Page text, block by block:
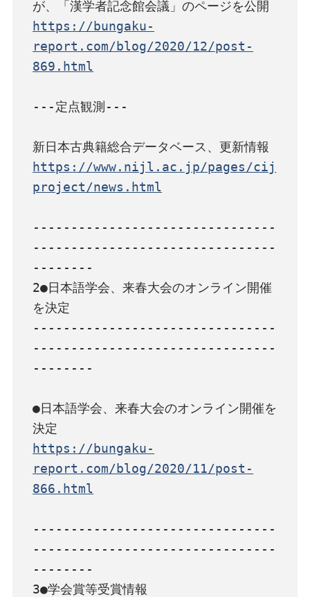
https://bungaku-
report.com/blog/2020/12/post-
869.html
---定点観測---
https://www.nijl.ac.jp/pages/cij
project/news.html
--------------------------------
--------------------------------
--------
2●日本語学会、来春大会のオンライン開催
を決定
--------------------------------
--------------------------------
--------
●日本語学会、来春大会のオンライン開催を
https://bungaku-
report.com/blog/2020/11/post-
866.html
--------------------------------
--------------------------------
--------
3●学会賞等受賞情報